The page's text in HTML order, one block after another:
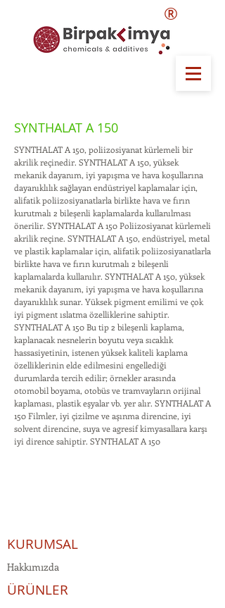
®
SYNTHALAT A 150
SYNTHALAT A 150, poliizosiyanat kürlemeli bir
akrilik reçinedir. SYNTHALAT A 150, yüksek
mekanik dayanım, iyi yapışma ve hava koşullarına
dayanıklılık sağlayan endüstriyel kaplamalar için,
alifatik poliizosiyanatlarla birlikte hava ve fırın
kurutmalı 2 bileşenli kaplamalarda kullanılması
önerilir. SYNTHALAT A 150 Poliizosiyanat kürlemeli
akrilik reçine. SYNTHALAT A 150, endüstriyel, metal
ve plastik kaplamalar için, alifatik poliizosiyanatlarla
birlikte hava ve fırın kurutmalı 2 bileşenli
kaplamalarda kullanılır. SYNTHALAT A 150, yüksek
mekanik dayanım, iyi yapışma ve hava koşullarına
dayanıklılık sunar. Yüksek pigment emilimi ve çok
iyi pigment ıslatma özelliklerine sahiptir.
SYNTHALAT A 150 Bu tip 2 bileşenli kaplama,
kaplanacak nesnelerin boyutu veya sıcaklık
hassasiyetinin, istenen yüksek kaliteli kaplama
özelliklerinin elde edilmesini engellediği
durumlarda tercih edilir; örnekler arasında
otomobil boyama, otobüs ve tramvayların orijinal
kaplaması, plastik eşyalar vb. yer alır. SYNTHALAT A
150 Filmler, iyi çizilme ve aşınma direncine, iyi
solvent direncine, suya ve agresif kimyasallara karşı
iyi dirence sahiptir. SYNTHALAT A 150
KURUMSAL
Hakkımızda
ÜRÜNLER